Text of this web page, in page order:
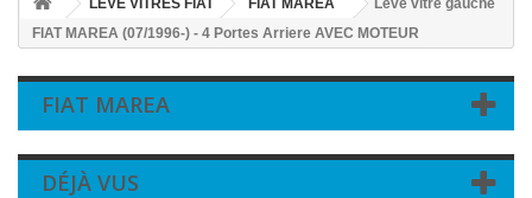
LEVE VITRES FIAT FIAT MAREA
Leve vitre gauche
FIAT MAREA (07/1996-) - 4 Portes Arriere AVEC MOTEUR
FIAT MAREA
DÉJÀ VUS